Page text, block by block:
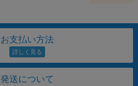
お支払い方法
発送について